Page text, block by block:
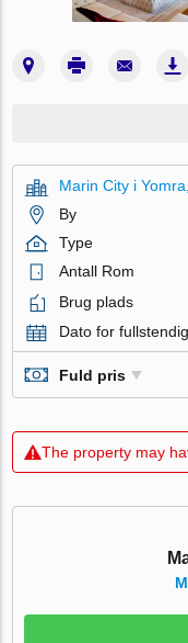
Marin City i
By
Type
Antall Rom
Brug plads
Dato for
Fuld pris
The property may